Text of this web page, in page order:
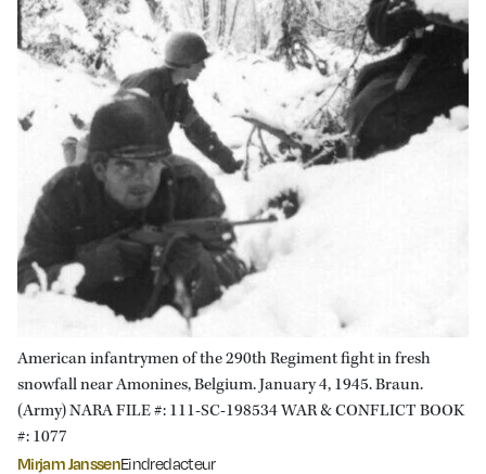
American infantrymen of the 290th Regiment fight in fresh
snowfall near Amonines, Belgium. January 4, 1945. Braun.
(Army) NARA FILE #: 111-SC-198534 WAR & CONFLICT BOOK
#: 1077
Mirjam JanssenEindredacteur